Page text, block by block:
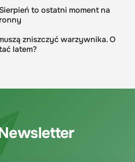
to ostatni moment na
zniszczyć warzywnika. O
latem?